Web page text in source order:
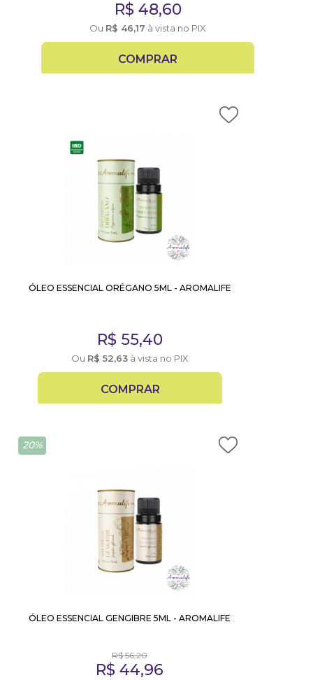
R$ 48,60
Ou R$ 46,17 à vista no PIX
COMPRAR
ÓLEO ESSENCIAL ORÉGANO 5ML - AROMALIFE
R$ 55,40
Ou R$ 52,63 à vista no PIX
COMPRAR
20%
ÓLEO ESSENCIAL GENGIBRE 5ML - AROMALIFE
R$56,20
R$ 44,96